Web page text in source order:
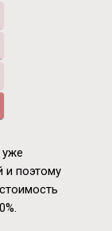
уже
и поэтому